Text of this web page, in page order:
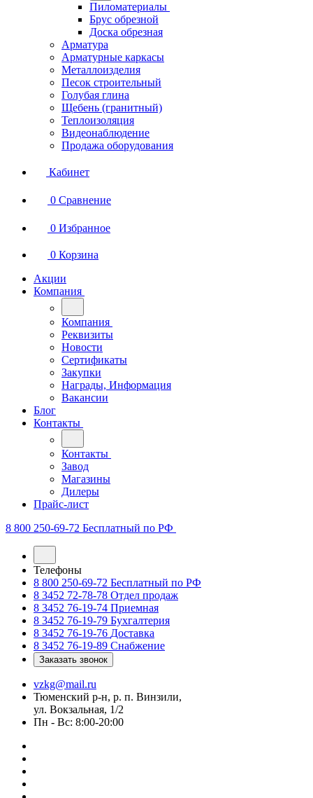
Пиломатериалы
Брус обрезной
Доска обрезная
Арматура
Арматурные каркасы
Металлоизделия
Песок строительный
Голубая глина
Щебень (гранитный)
Теплоизоляция
Видеонаблюдение
Продажа оборудования
Кабинет
0 Сравнение
0 Избранное
0 Корзина
Акции
Компания
Компания
Реквизиты
Новости
Сертификаты
Закупки
Награды, Информация
Вакансии
Блог
Контакты
Контакты
Завод
Магазины
Дилеры
Прайс-лист
8 800 250-69-72 Бесплатный по РФ
Телефоны
8 800 250-69-72 Бесплатный по РФ
8 3452 72-78-78 Отдел продаж
8 3452 76-19-74 Приемная
8 3452 76-19-79 Бухгалтерия
8 3452 76-19-76 Доставка
8 3452 76-19-89 Снабжение
Заказать звонок
vzkg@mail.ru
Тюменский р-н, р. п. Винзили,
ул. Вокзальная, 1/2
Пн - Вс: 8:00-20:00